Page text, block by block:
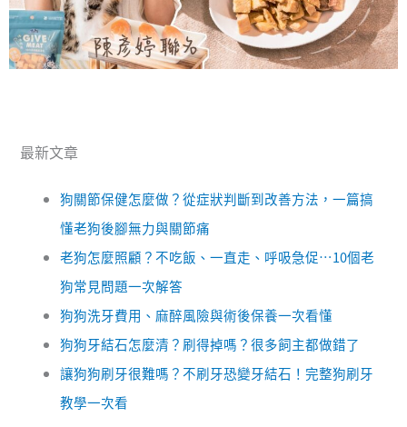
最新文章
狗關節保健怎麼做？從症狀判斷到改善方法，一篇搞
懂老狗後腳無力與關節痛
老狗怎麼照顧？不吃飯、一直走、呼吸急促…10個老
狗常見問題一次解答
狗狗洗牙費用、麻醉風險與術後保養一次看懂
狗狗牙結石怎麼清？刷得掉嗎？很多飼主都做錯了
讓狗狗刷牙很難嗎？不刷牙恐變牙結石！完整狗刷牙
教學一次看